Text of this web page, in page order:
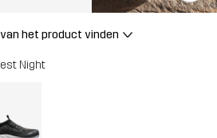
het product vinden
Night